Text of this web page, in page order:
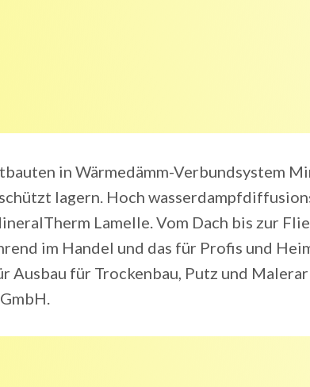
in Wärmedämm-Verbundsystem
lagern. Hoch
Lamelle. Vom Dach bis zur
im Handel und das für Profis und
Ausbau für Trockenbau, Putz und